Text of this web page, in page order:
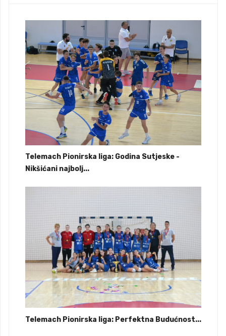
Telemach Pionirska liga: Godina Sutjeske -
Nikšićani najbolj...
Telemach Pionirska liga: Perfektna Budućnost...